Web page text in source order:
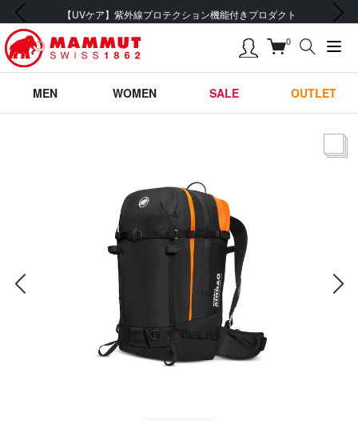
【UVケア】紫外線プロテクション機能付きプロダクト
前の画像 次の画像
0
MEN WOMEN SALE OUTLET